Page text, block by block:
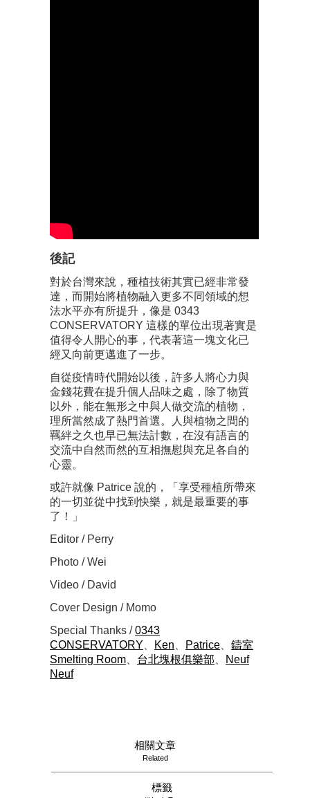
後記
對於台灣來說，種植技術其實已經非常發
達，而開始將植物融入更多不同領域的想
法水平亦有所提升，像是 0343
CONSERVATORY 這樣的單位出現著實是
值得令人開心的事，代表著這一塊文化已
經又向前更邁進了一步。
自從疫情時代開始以後，許多人將心力與
金錢花費在提升個人品味之處，除了物質
以外，能在無形之中與人做交流的植物，
理所當然成了熱門首選。人與植物之間的
羈絆之久也早已無法計數，在沒有語言的
交流中自然而然的互相撫慰與充足各自的
心靈。
或許就像 Patrice 說的，「享受種植所帶來
的一切並從中找到快樂，就是最重要的事
了！」
Editor / Perry
Photo / Wei
Video / David
Cover Design / Momo
Special Thanks /0343
CONSERVATORY
Ken Patrice
鑄室
Smelting Room
台北塊根俱樂部
Neuf
Neuf
相關文章
Related
標籤